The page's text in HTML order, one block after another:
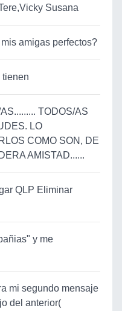
Susana
amigas perfectos?
tienen
TODOS/AS
LO
COMO SON, DE
AMISTAD......
QLP Eliminar
y me
mi segundo mensaje
del anterior(